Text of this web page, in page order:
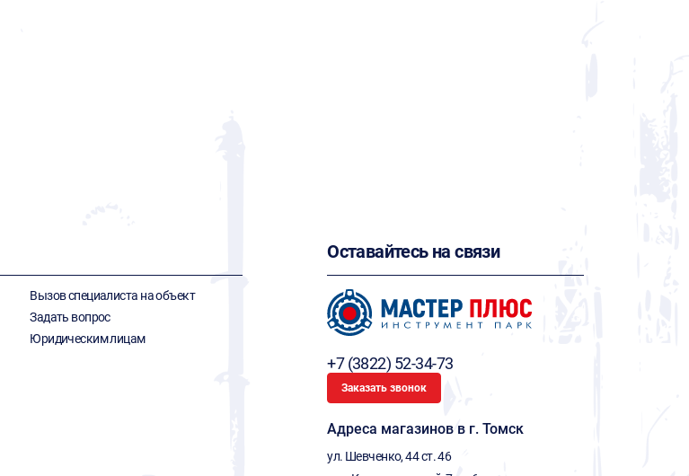
Вызов специалиста на объект
Задать вопрос
Юридическим лицам
Оставайтесь на связи
+7 (3822) 52-34-73
Заказать звонок
Адреса магазинов в г. Томск
ул. Шевченко, 44 ст. 46